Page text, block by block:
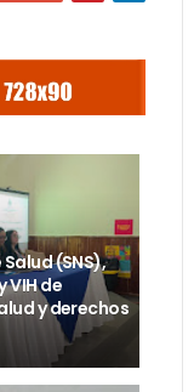
(SNS),
VIH de
y derechos